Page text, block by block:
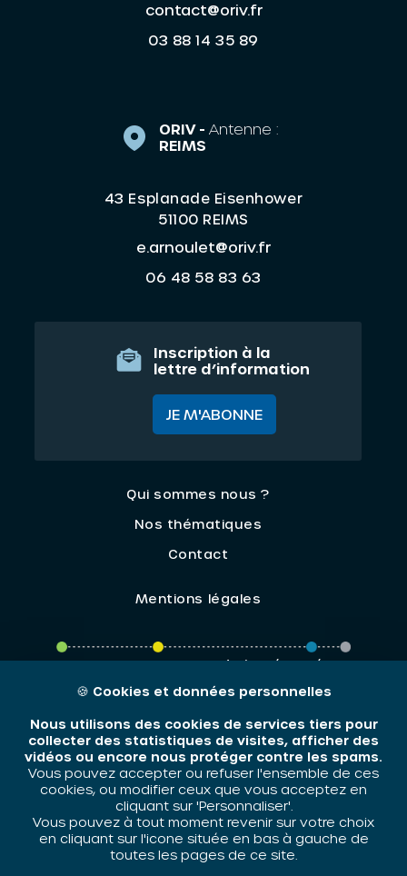
contact@oriv.fr
03 88 14 35 89
ORIV - Antenne :
REIMS
43 Esplanade Eisenhower
51100 REIMS
e.arnoulet@oriv.fr
06 48 58 83 63
Inscription à la
lettre d’information
JE M'ABONNE
Qui sommes nous ?
Nos thématiques
Contact
Mentions légales
ORIV - 2026 / Tous droits réservés
🍪 Cookies et données personnelles
Nous utilisons des cookies de services tiers pour
collecter des statistiques de visites, afficher des
vidéos ou encore nous protéger contre les spams.
Vous pouvez accepter ou refuser l'ensemble de ces
cookies, ou modifier ceux que vous acceptez en
cliquant sur 'Personnaliser'.
Vous pouvez à tout moment revenir sur votre choix
en cliquant sur l'icone située en bas à gauche de
toutes les pages de ce site.